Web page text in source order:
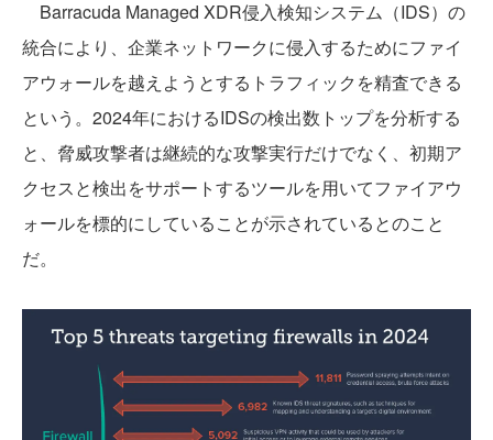
Barracuda Managed XDR侵入検知システム（IDS）の
統合により、企業ネットワークに侵入するためにファイ
アウォールを越えようとするトラフィックを精査できる
という。2024年におけるIDSの検出数トップを分析する
と、脅威攻撃者は継続的な攻撃実行だけでなく、初期ア
クセスと検出をサポートするツールを用いてファイアウ
ォールを標的にしていることが示されているとのこと
だ。